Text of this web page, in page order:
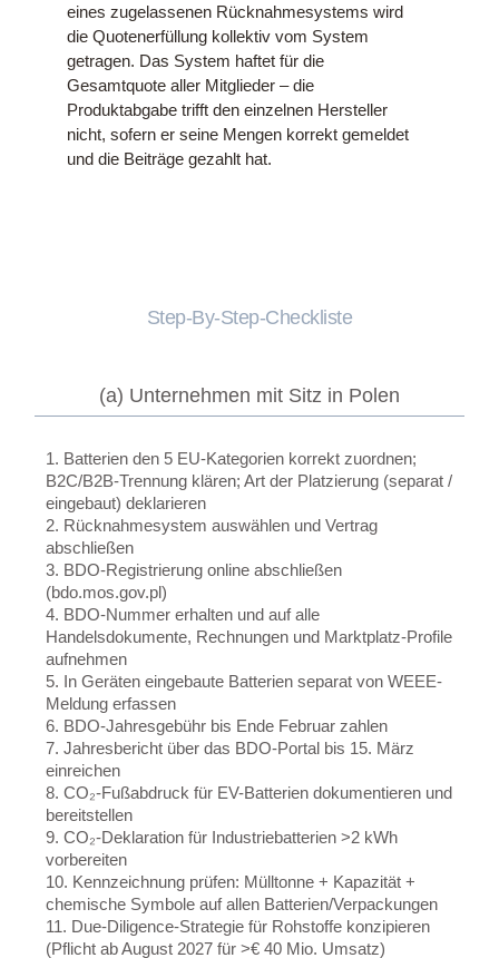
eines zugelassenen Rücknahmesystems wird
die Quotenerfüllung kollektiv vom System
getragen. Das System haftet für die
Gesamtquote aller Mitglieder – die
Produktabgabe trifft den einzelnen Hersteller
nicht, sofern er seine Mengen korrekt gemeldet
und die Beiträge gezahlt hat.
Step-By-Step-Checkliste
(a) Unternehmen mit Sitz in Polen
1. Batterien den 5 EU-Kategorien korrekt zuordnen;
B2C/B2B-Trennung klären; Art der Platzierung (separat /
eingebaut) deklarieren
2. Rücknahmesystem auswählen und Vertrag
abschließen
3. BDO-Registrierung online abschließen
(bdo.mos.gov.pl)
4. BDO-Nummer erhalten und auf alle
Handelsdokumente, Rechnungen und Marktplatz-Profile
aufnehmen
5. In Geräten eingebaute Batterien separat von WEEE-
Meldung erfassen
6. BDO-Jahresgebühr bis Ende Februar zahlen
7. Jahresbericht über das BDO-Portal bis 15. März
einreichen
8. CO₂-Fußabdruck für EV-Batterien dokumentieren und
bereitstellen
9. CO₂-Deklaration für Industriebatterien >2 kWh
vorbereiten
10. Kennzeichnung prüfen: Mülltonne + Kapazität +
chemische Symbole auf allen Batterien/Verpackungen
11. Due-Diligence-Strategie für Rohstoffe konzipieren
(Pflicht ab August 2027 für >€ 40 Mio. Umsatz)